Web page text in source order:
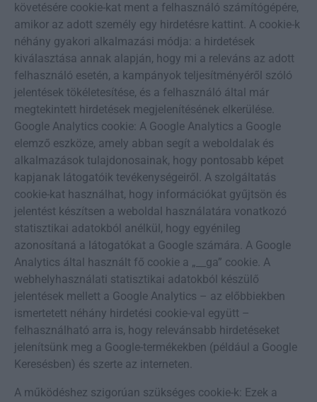
követésére cookie-kat ment a felhasználó számítógépére,
amikor az adott személy egy hirdetésre kattint. A cookie-k
néhány gyakori alkalmazási módja: a hirdetések
kiválasztása annak alapján, hogy mi a releváns az adott
felhasználó esetén, a kampányok teljesítményéről szóló
jelentések tökéletesítése, és a felhasználó által már
megtekintett hirdetések megjelenítésének elkerülése.
Google Analytics cookie: A Google Analytics a Google
elemző eszköze, amely abban segít a weboldalak és
alkalmazások tulajdonosainak, hogy pontosabb képet
kapjanak látogatóik tevékenységeiről. A szolgáltatás
cookie-kat használhat, hogy információkat gyűjtsön és
jelentést készítsen a weboldal használatára vonatkozó
statisztikai adatokból anélkül, hogy egyénileg
azonosítaná a látogatókat a Google számára. A Google
Analytics által használt fő cookie a „__ga” cookie. A
webhelyhasználati statisztikai adatokból készülő
jelentések mellett a Google Analytics – az előbbiekben
ismertetett néhány hirdetési cookie-val együtt –
felhasználható arra is, hogy relevánsabb hirdetéseket
jelenítsünk meg a Google-termékekben (például a Google
Keresésben) és szerte az interneten.
A működéshez szigorúan szükséges cookie-k: Ezek a